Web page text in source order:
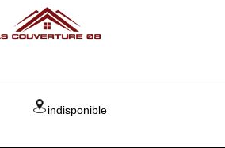
indisponible